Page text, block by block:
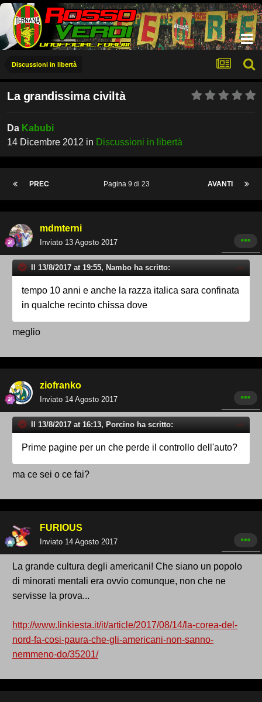
Discussioni in libertà
La grandissima civiltà
Da Kabubi
14 Dicembre 2012 in Discussioni in libertà
PREC AVANTI
Pagina 9 di 23
mdmterni
Inviato 13 Agosto 2017
Il 13/8/2017 at 19:55, Nambo ha scritto:
tempo 10 anni e anche la razza italica sara confinata
in qualche recinto chissa dove
meglio
ziofranko
Inviato 14 Agosto 2017
Il 13/8/2017 at 16:13, Porcino ha scritto:
Prime pagine per un che perde il controllo dell'auto?
ma ce sei o ce fai?
FURIOUS
Inviato 14 Agosto 2017
La grande cultura degli americani! Che siano un popolo
di minorati mentali era ovvio comunque, non che ne
servisse la prova...
http://www.linkiesta.it/it/article/2017/08/14/la-corea-del-
nord-fa-cosi-paura-che-gli-americani-non-sanno-
nemmeno-do/35201/